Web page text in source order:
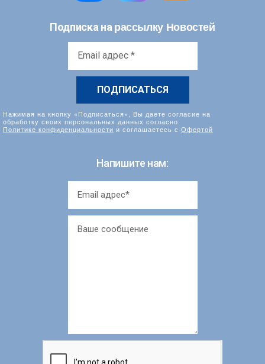
Подписка нарассылку Новостей
Нажимая на кнопку «Подписаться», Вы даете согласие на
обработку своих персональных данных согласно
Политике конфиденциальности и соглашаетесь с Офертой
Напишите нам: